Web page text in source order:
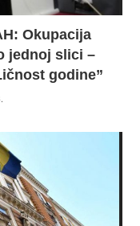
Okupacija
jednoj slici –
godine”